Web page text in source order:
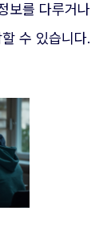
보를 다루거나
수 있습니다.